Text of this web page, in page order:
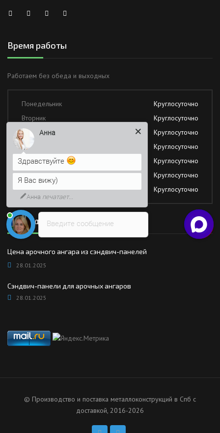
Время работы
Работаем без обеда и выходных
Понедельник
Круглосуточно
Вторник
Круглосуточно
Среда
Круглосуточно
Четверг
Круглосуточно
Пятница
Круглосуточно
Суббота
Круглосуточно
Воскресение
Круглосуточно
Последние новости
Цена арочного ангара из сэндвич-панелей
28.01.2025
Сэндвич-панели для арочных ангаров
28.01.2025
© Производство и поставка металлоконструкций в Спб с
доставкой, 2016-2026
Введите сообщение
Анна
Здравствуйте
Я Вас вижу)
Анна печатает...